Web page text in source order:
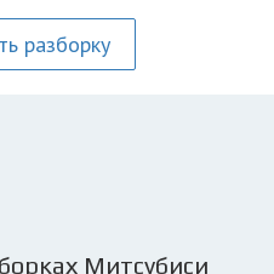
разборку
Митсубиси